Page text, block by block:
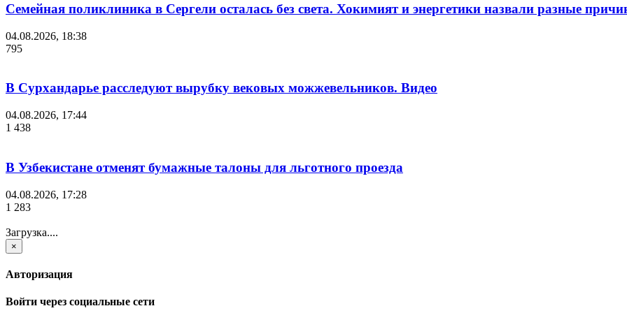
Семейная поликлиника в Сергели осталась без света. Хокимият и энергетики назвали разные
04.08.2026, 18:38
795
В Сурхандарье расследуют вырубку вековых можжевельников. Видео
04.08.2026, 17:44
1 438
В Узбекистане отменят бумажные талоны для льготного проезда
04.08.2026, 17:28
1 283
Загрузка....
×
Авторизация
Войти через социальные сети